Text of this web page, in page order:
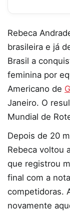
Rebeca
brasileira e já
Brasil a
feminina por
Americano de
Janeiro. O
Mundial de
Depois de 20
Rebeca voltou
que registrou
final com a
competidoras.
novamente